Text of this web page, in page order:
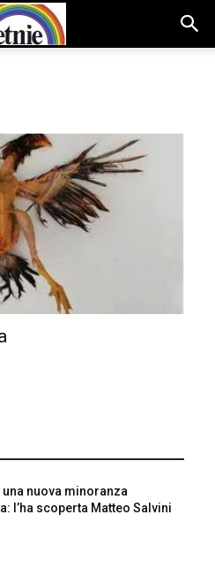
una nuova minoranza
l’ha scoperta Matteo Salvini